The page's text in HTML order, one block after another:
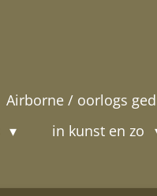
Airborne / oorlogs
in kunst en zo